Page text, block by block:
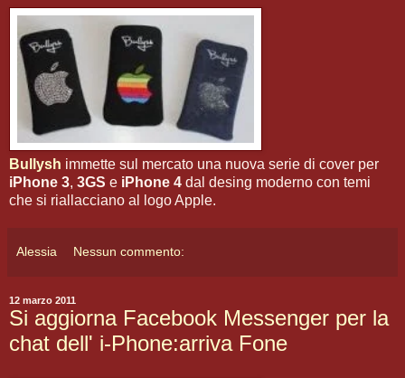
Bullysh immette sul mercato una nuova serie di cover per
iPhone 3, 3GS e iPhone 4 dal desing moderno con temi
che si riallacciano al logo Apple.
Alessia Nessun commento:
12 marzo 2011
Si aggiorna Facebook Messenger per la
chat dell' i-Phone:arriva Fone